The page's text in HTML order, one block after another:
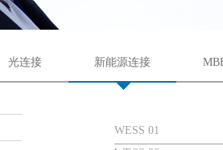
光连接 新能源连接
WESS 01